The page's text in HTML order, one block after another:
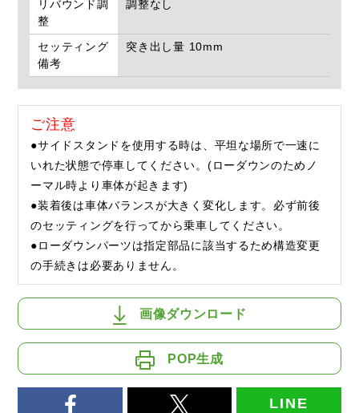
リバウンド調
整
調整なし
セッティング
備考
突き出し量 10mm
ご注意
●サイドスタンドを使用する時は、平坦な場所で一速に
いれた状態で停車してください。(ローダウンのためノ
ーマル時より車体が起きます)
●装着後は車体バランスが大きく変化します。必ず前後
のセッティングを行ってから乗車してください。
●ローダウンパーツは指定部品に該当するため構造変更
の手続きは必要ありません。
画像ダウンロード
POP生成
LINE